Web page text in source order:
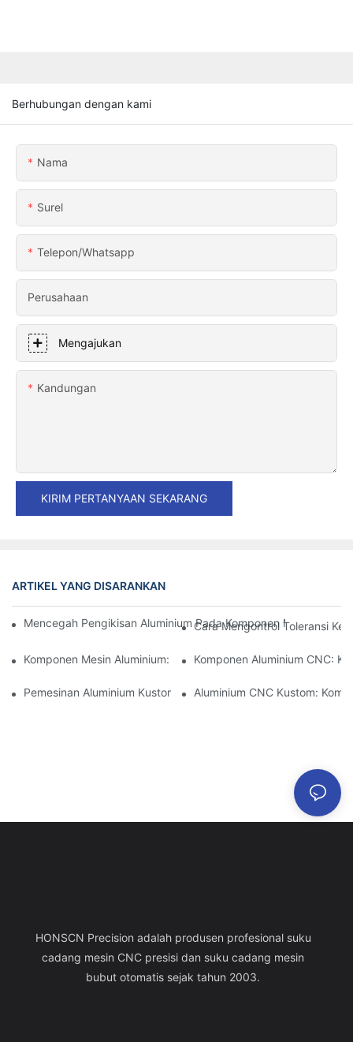
Berhubungan dengan kami
Nama
Surel
Telepon/whatsapp
Perusahaan
Mengajukan
Kandungan
KIRIM PERTANYAAN SEKARANG
ARTIKEL YANG DISARANKAN
Mencegah Pengikisan Aluminium Pada Komponen Mesin
Cara Mengontrol Toleransi
Komponen Mesin Aluminium: Kustomisasi Untuk Pasar Niche
Komponen Aluminium CNC:
Pemesinan Aluminium Kustom: Menjelajahi Inovasi Industri
Aluminium CNC Kustom:
HONSCN Precision adalah produsen profesional suku
cadang mesin CNC presisi dan suku cadang mesin
bubut otomatis sejak tahun 2003.